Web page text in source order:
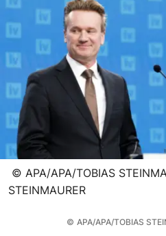
© APA/APA/TOBIAS
STEINMAURER
© APA/APA/TOBIAS